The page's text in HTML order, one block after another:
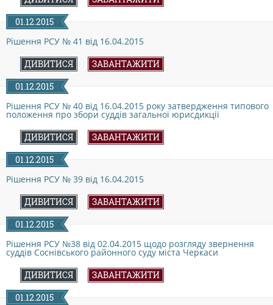
ДОКУМЕНТИ
КАНДИДАТИ ДО КСУ
СОЦІОЛОГІЧНІ ОПИТУВАННЯ
СИСТЕМА ОЦІНЮВАННЯ
01.12.2015
Рішення РСУ № 41 від 16.04.2015
ДИВИТИСЯ
ЗАВАНТАЖИТИ
01.12.2015
Рішення РСУ № 40 від 16.04.2015 року затвердження типового
положення про збори суддів загальної юрисдикції
ДИВИТИСЯ
ЗАВАНТАЖИТИ
01.12.2015
Рішення РСУ № 39 від 16.04.2015
ДИВИТИСЯ
ЗАВАНТАЖИТИ
01.12.2015
Рішення РСУ №38 від 02.04.2015 щодо розгляду звернення
суддів Соснівського районного суду міста Черкаси
ДИВИТИСЯ
ЗАВАНТАЖИТИ
01.12.2015